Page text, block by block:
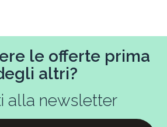
le offerte prima
altri?
alla newsletter